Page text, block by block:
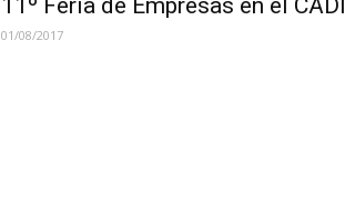
11º Feria de Empresas en el CADI
01/08/2017